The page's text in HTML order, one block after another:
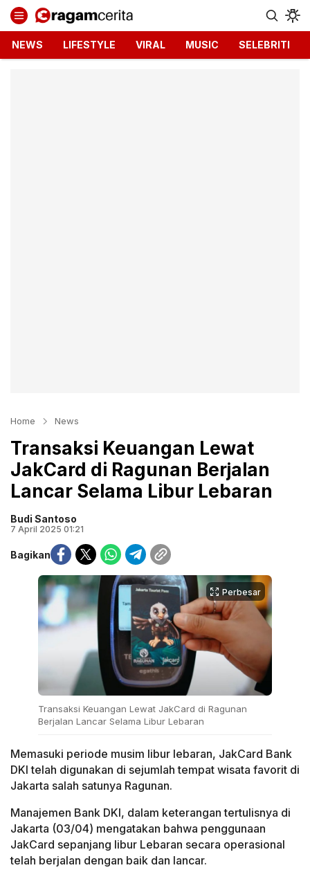
Ragamcerita.com
Informasi Terbaru dan Terkini
NEWS LIFESTYLE VIRAL MUSIC SELEBRITI
Home News
Transaksi Keuangan Lewat
JakCard di Ragunan Berjalan
Lancar Selama Libur Lebaran
Budi Santoso
7 April 2025 01:21
Bagikan
Perbesar
Transaksi Keuangan Lewat JakCard di Ragunan
Berjalan Lancar Selama Libur Lebaran
Memasuki periode musim libur lebaran, JakCard Bank
DKI telah digunakan di sejumlah tempat wisata favorit di
Jakarta salah satunya Ragunan.
Manajemen Bank DKI, dalam keterangan tertulisnya di
Jakarta (03/04) mengatakan bahwa penggunaan
JakCard sepanjang libur Lebaran secara operasional
telah berjalan dengan baik dan lancar.